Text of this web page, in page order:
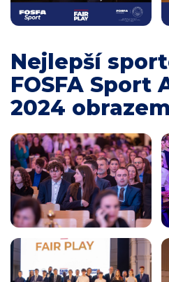
Nejlepší
FOSFA Sport
2024 obrazem